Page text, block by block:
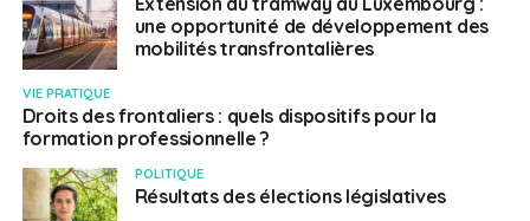
une opportunité de développement des
mobilités transfrontalières
VIE PRATIQUE
Droits des frontaliers : quels dispositifs pour la
formation professionnelle ?
POLITIQUE
Résultats des élections législatives